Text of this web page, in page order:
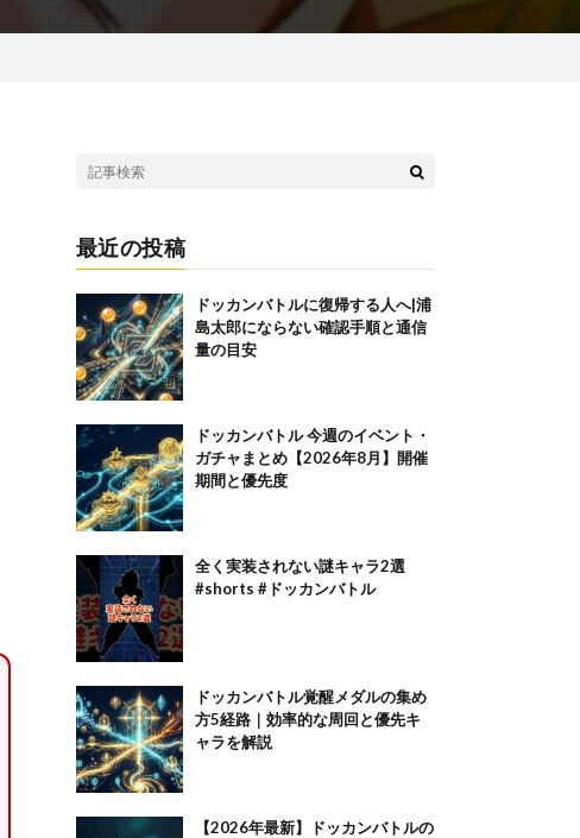
最近の投稿
ドッカンバトルに復帰する人へ|浦
島太郎にならない確認手順と通信
量の目安
ドッカンバトル 今週のイベント・
ガチャまとめ【2026年8月】開催
期間と優先度
全く実装されない謎キャラ2選
#shorts #ドッカンバトル
ドッカンバトル覚醒メダルの集め
方5経路｜効率的な周回と優先キ
ャラを解説
【2026年最新】ドッカンバトルの